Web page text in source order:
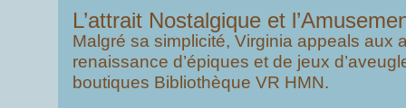
L’attrait Nostalgique et
Malgré sa simplicité, Virginia appeals aux
renaissance d’épiques et de jeux
boutiques Bibliothèque VR HMN.